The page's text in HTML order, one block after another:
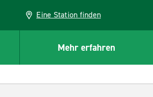
Eine Station finden
Mehr erfahren